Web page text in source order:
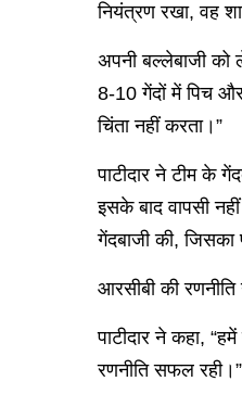
नियंत्रण रखा, वह
अपनी बल्लेबाजी
8-10 गेंदों में पिच
चिंता नहीं करता।”
पाटीदार ने टीम के
इसके बाद वापसी
गेंदबाजी की, जिसका
आरसीबी की
पाटीदार ने कहा,
रणनीति सफल रही।”